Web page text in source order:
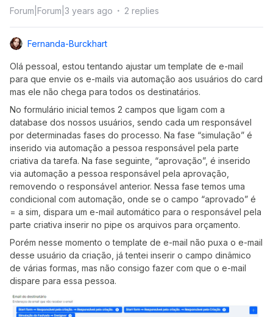
Forum|Forum|3 years ago 2 replies
Fernanda-Burckhart
Olá pessoal, estou tentando ajustar um template de e-mail
para que envie os e-mails via automação aos usuários do card
mas ele não chega para todos os destinatários.
No formulário inicial temos 2 campos que ligam com a
database dos nossos usuários, sendo cada um responsável
por determinadas fases do processo. Na fase “simulação” é
inserido via automação a pessoa responsável pela parte
criativa da tarefa. Na fase seguinte, “aprovação”, é inserido
via automação a pessoa responsável pela aprovação,
removendo o responsável anterior. Nessa fase temos uma
condicional com automação, onde se o campo “aprovado” é
= a sim, dispara um e-mail automático para o responsável pela
parte criativa inserir no pipe os arquivos para orçamento.
Porém nesse momento o template de e-mail não puxa o e-mail
desse usuário da criação, já tentei inserir o campo dinâmico
de várias formas, mas não consigo fazer com que o e-mail
dispare para essa pessoa.